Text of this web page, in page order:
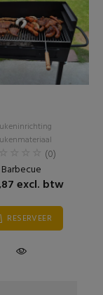
(0)
Barbecue
excl. btw
RESERVEER